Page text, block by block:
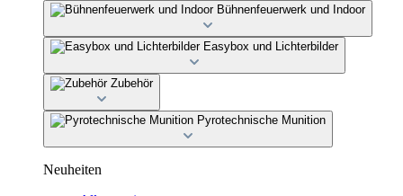
Bühnenfeuerwerk und Indoor
Easybox und Lichterbilder
Zubehör
Pyrotechnische Munition
Neuheiten